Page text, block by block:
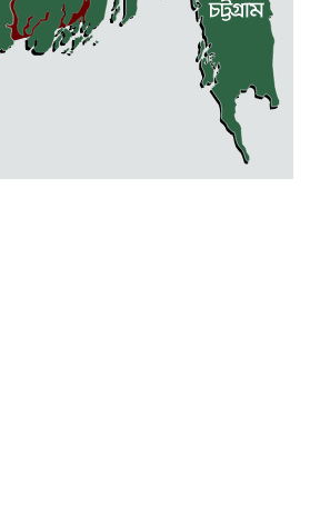
মোহনগঞ্জ স্বাস্থ্য কমপ্লেক্সের আউটডোর
বিক্রয় করা হবে